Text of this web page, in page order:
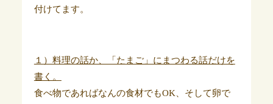
付けてます。
１）料理の話か、「たまご」にまつわる話だけを
書く。
食べ物であればなんの食材でもOK、そして卵で